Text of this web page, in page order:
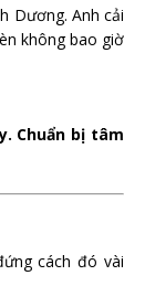
Dương. Anh cải
không bao giờ
Chuẩn bị tâm
cách đó vài